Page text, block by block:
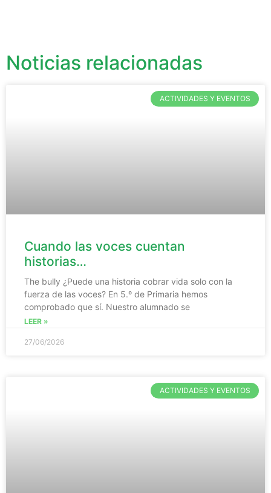
Noticias relacionadas
ACTIVIDADES Y EVENTOS
Cuando las voces cuentan
historias…
The bully ¿Puede una historia cobrar vida solo con la
fuerza de las voces? En 5.º de Primaria hemos
comprobado que sí. Nuestro alumnado se
LEER »
27/06/2026
ACTIVIDADES Y EVENTOS